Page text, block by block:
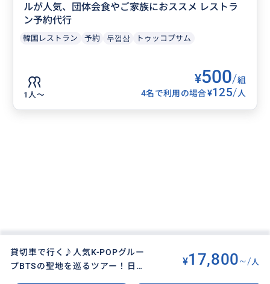
ルが人気、団体会食やご家族におススメ レストラ
ン予約代行
韓国レストラン 予約 두껍삼 トゥッコプサム
1人〜
¥500/組
4名で利用の場合¥125/人
貸切車で行く♪人気K-POPグルー
プBTSの聖地を巡るツアー！日迎
¥17,800~/ 人